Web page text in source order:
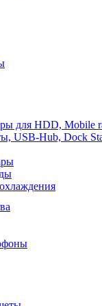
для HDD, Mobile
USB-Hub, Dock